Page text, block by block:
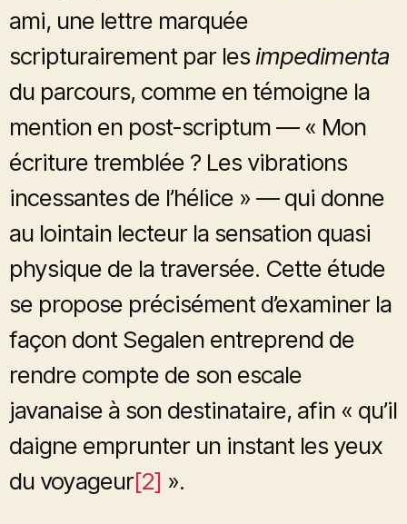
ami, une lettre marquée
scripturairement par les impedimenta
du parcours, comme en témoigne la
mention en post-scriptum — « Mon
écriture tremblée ? Les vibrations
incessantes de l’hélice » — qui donne
au lointain lecteur la sensation quasi
physique de la traversée. Cette étude
se propose précisément d’examiner la
façon dont Segalen entreprend de
rendre compte de son escale
javanaise à son destinataire, afin « qu’il
daigne emprunter un instant les yeux
du voyageur[2] ».